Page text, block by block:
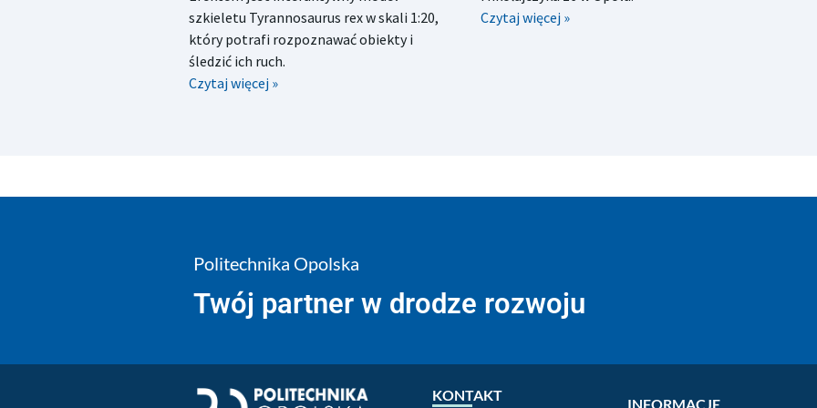
szkieletu Tyrannosaurus rex w skali 1:20,
który potrafi rozpoznawać obiekty i
śledzić ich ruch.
Czytaj więcej »
Czytaj więcej »
Politechnika Opolska
Twój partner w drodze rozwoju
KONTAKT
INFORMACJE